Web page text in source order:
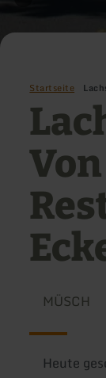
Startseite
Von
MÜSCH
Heute